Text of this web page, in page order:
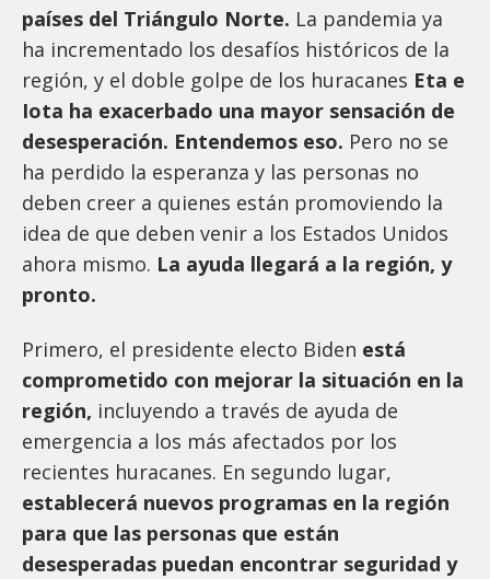
países del Triángulo Norte. La pandemia ya
ha incrementado los desafíos históricos de la
región, y el doble golpe de los huracanes Eta e
Iota ha exacerbado una mayor sensación de
desesperación. Entendemos eso. Pero no se
ha perdido la esperanza y las personas no
deben creer a quienes están promoviendo la
idea de que deben venir a los Estados Unidos
ahora mismo. La ayuda llegará a la región, y
pronto.
Primero, el presidente electo Biden está
comprometido con mejorar la situación en la
región, incluyendo a través de ayuda de
emergencia a los más afectados por los
recientes huracanes. En segundo lugar,
establecerá nuevos programas en la región
para que las personas que están
desesperadas puedan encontrar seguridad y